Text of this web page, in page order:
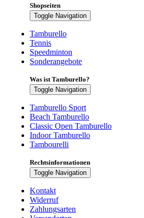
Shopseiten
Toggle Navigation
Tamburello
Tennis
Speedminton
Sonderangebote
Was ist Tamburello?
Toggle Navigation
Tamburello Sport
Beach Tamburello
Classic Open Tamburello
Indoor Tamburello
Tambourelli
Rechtsinformationen
Toggle Navigation
Kontakt
Widerruf
Zahlungsarten